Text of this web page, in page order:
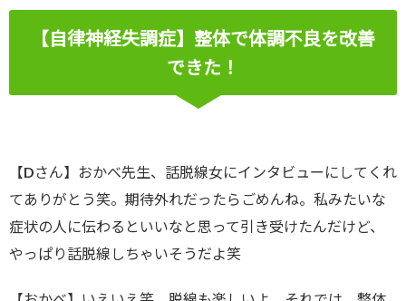
【自律神経失調症】整体で体調不良を改善
できた！
【Dさん】おかべ先生、話脱線女にインタビューにしてくれ
てありがとう笑。期待外れだったらごめんね。私みたいな
症状の人に伝わるといいなと思って引き受けたんだけど、
やっぱり話脱線しちゃいそうだよ笑